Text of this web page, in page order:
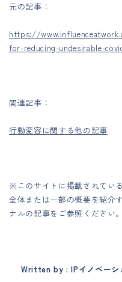
元の記事：
https://
for-reducing-undesirable-
関連記事：
行動変容に関する他の記事
※このサイトに掲載されてい
全体または一部の概要を紹介
ナルの記事をご参照ください。
Written by : IPイノベーシ